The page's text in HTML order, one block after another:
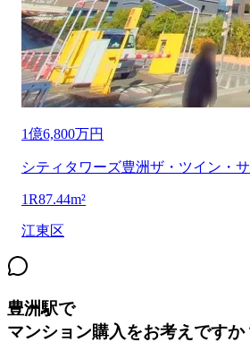
1億6,800万円
シティタワーズ豊洲ザ・ツイン・
1R87.44m²
江東区
豊洲駅で
マンション購入をお考えですか